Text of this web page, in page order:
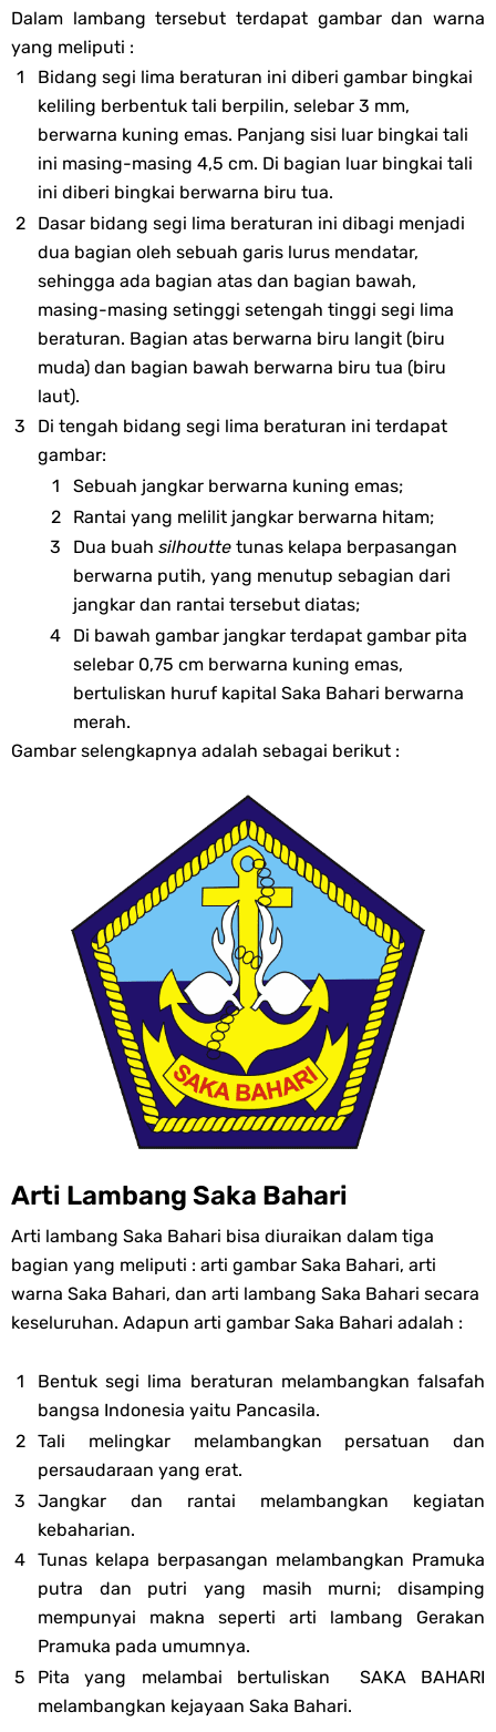
Dalam lambang tersebut terdapat gambar dan warna
yang meliputi :
Bidang segi lima beraturan ini diberi gambar bingkai
keliling berbentuk tali berpilin, selebar 3 mm,
berwarna kuning emas. Panjang sisi luar bingkai tali
ini masing-masing 4,5 cm. Di bagian luar bingkai tali
ini diberi bingkai berwarna biru tua.
Dasar bidang segi lima beraturan ini dibagi menjadi
dua bagian oleh sebuah garis lurus mendatar,
sehingga ada bagian atas dan bagian bawah,
masing-masing setinggi setengah tinggi segi lima
beraturan. Bagian atas berwarna biru langit (biru
muda) dan bagian bawah berwarna biru tua (biru
laut).
Di tengah bidang segi lima beraturan ini terdapat
gambar:
Sebuah jangkar berwarna kuning emas;
Rantai yang melilit jangkar berwarna hitam;
Dua buah silhoutte tunas kelapa berpasangan
berwarna putih, yang menutup sebagian dari
jangkar dan rantai tersebut diatas;
Di bawah gambar jangkar terdapat gambar pita
selebar 0,75 cm berwarna kuning emas,
bertuliskan huruf kapital Saka Bahari berwarna
merah.
Gambar selengkapnya adalah sebagai berikut :
Arti Lambang Saka Bahari
Arti lambang Saka Bahari bisa diuraikan dalam tiga
bagian yang meliputi : arti gambar Saka Bahari, arti
warna Saka Bahari, dan arti lambang Saka Bahari secara
keseluruhan. Adapun arti gambar Saka Bahari adalah :
Bentuk segi lima beraturan melambangkan falsafah
bangsa Indonesia yaitu Pancasila.
Tali melingkar melambangkan persatuan dan
persaudaraan yang erat.
Jangkar dan rantai melambangkan kegiatan
kebaharian.
Tunas kelapa berpasangan melambangkan Pramuka
putra dan putri yang masih murni; disamping
mempunyai makna seperti arti lambang Gerakan
Pramuka pada umumnya.
Pita yang melambai bertuliskan SAKA BAHARI
melambangkan kejayaan Saka Bahari.